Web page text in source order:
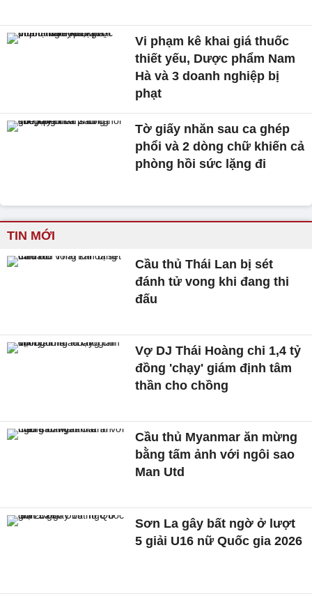
Vi phạm kê khai giá thuốc
thiết yếu, Dược phẩm Nam
Hà và 3 doanh nghiệp bị
phạt
Tờ giấy nhăn sau ca ghép
phổi và 2 dòng chữ khiến cả
phòng hồi sức lặng đi
TIN MỚI
Cầu thủ Thái Lan bị sét
đánh tử vong khi đang thi
đấu
Vợ DJ Thái Hoàng chi 1,4 tỷ
đồng 'chạy' giám định tâm
thần cho chồng
Cầu thủ Myanmar ăn mừng
bằng tấm ảnh với ngôi sao
Man Utd
Sơn La gây bất ngờ ở lượt
5 giải U16 nữ Quốc gia 2026